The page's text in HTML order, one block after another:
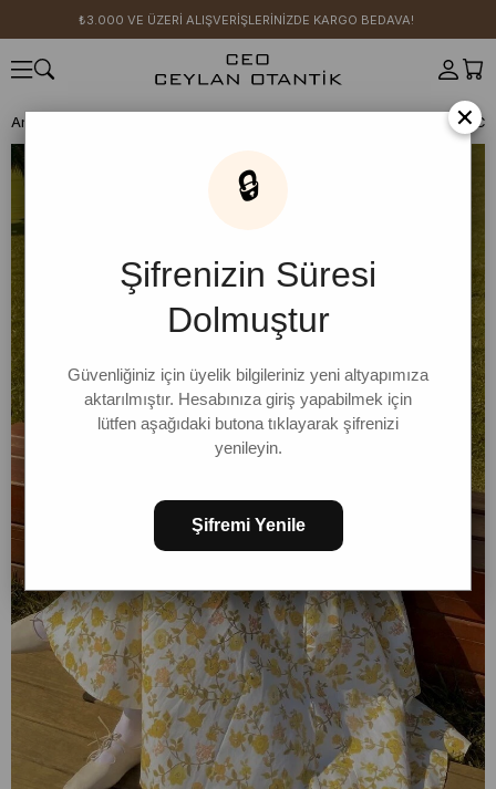
₺3.000 VE ÜZERİ ALIŞVERİŞLERİNİZDE KARGO BEDAVA!
Anasayfa ×
🔒
Şifrenizin Süresi
Dolmuştur
Güvenliğiniz için üyelik bilgileriniz yeni altyapımıza
aktarılmıştır. Hesabınıza giriş yapabilmek için
lütfen aşağıdaki butona tıklayarak şifrenizi
yenileyin.
Şifremi Yenile